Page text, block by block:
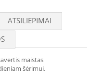
ATSILIEPIMAI
maistas
šėrimui.